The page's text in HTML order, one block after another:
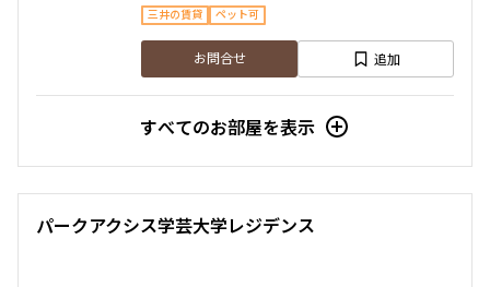
入居可能日
三井の賃貸 ペット可
お問合せ 追加
すべてのお部屋を表示
パークアクシス学芸大学レジデンス